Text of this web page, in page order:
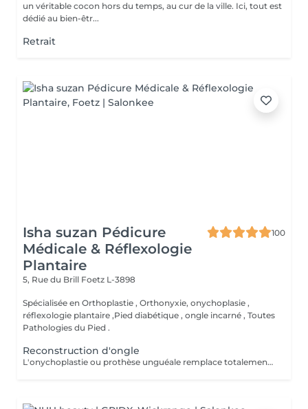
un véritable cocon hors du temps, au cur de la ville. Ici, tout est
dédié au bien-êtr...
Retrait
Isha suzan Pédicure
Médicale & Réflexologie
Plantaire
100
5, Rue du Brill Foetz L-3898
Spécialisée en Orthoplastie , Orthonyxie, onychoplasie ,
réflexologie plantaire ,Pied diabétique , ongle incarné , Toutes
Pathologies du Pied .
Reconstruction d'ongle
L'onychoplastie ou prothèse unguéale remplace totalement ou partiellement l'ongle absent ou déformé. ongle mycosé Ce faux ongle est fabriqué à base d'une résine composite photopolymerisation sous forme de pâte transparente, devenant dure par photopolymérisation par une lampe LED Haute densité.